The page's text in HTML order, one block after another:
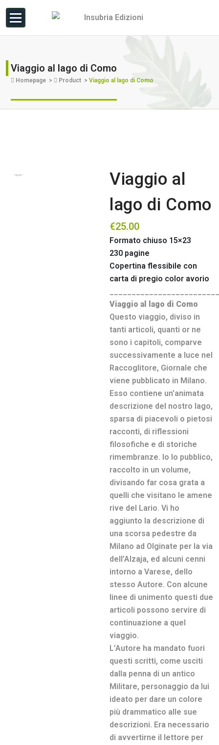
Viaggio al lago di Como
Homepage > Product > Viaggio al lago di Como
Viaggio al
lago di Como
€25.00
Formato chiuso 15×23
230 pagine
Copertina flessibile con
carta di pregio color avorio
Viaggio al lago di Como
Questo viaggio, diviso in
tanti articoli, quanti or ne
sono i capitoli, comparve
successivamente a luce nel
Raccoglitore, Giornale che
viene pubblicato in Milano.
Esso contiene un’animata
descrizione del nostro lago,
sparsa di piacevoli o pietosi
racconti, di riflessioni
filosofiche e di storiche
rimembranze. Io lo pubblico,
raccolto in un volume,
divisando far cosa grata a
quelli che visitano le amene
rive del Lario. Vi ho
aggiunto la descrizione di
una scorsa pedestre da
Milano ad Olginate per la via
dell’Alzaja, ed alcuni cenni
intorno a Varese, dello
stesso Autore. Con alcune
linee di unimento questi due
articoli possono servire di
continuazione a quel
viaggio.
L’Autore ha mandato fuori
questi scritti, come usciti
dalla penna di un antico
Militare, personaggio da lui
ideato per dare un colore
più drammatico alle sue
descrizioni. Era necessario
di avvertirne il lettore per